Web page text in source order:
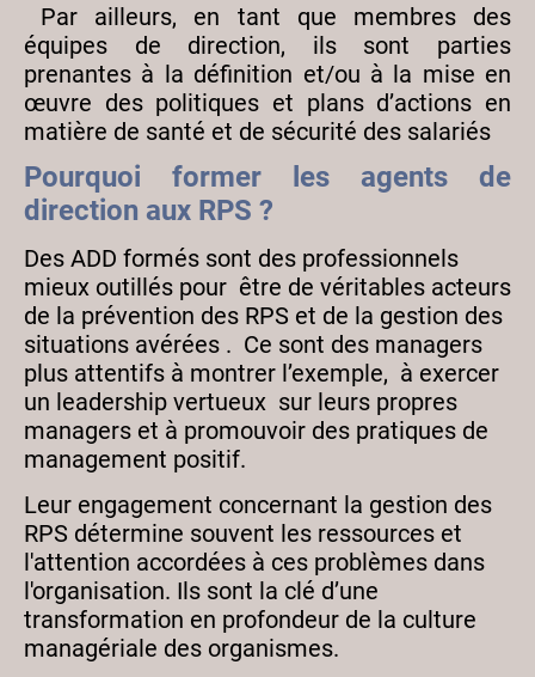
Par ailleurs, en tant que membres des
équipes de direction, ils sont parties
prenantes à la définition et/ou à la mise en
œuvre des politiques et plans d’actions en
matière de santé et de sécurité des salariés
Pourquoi former les agents de
direction aux RPS ?
Des ADD formés sont des professionnels
mieux outillés pour être de véritables acteurs
de la prévention des RPS et de la gestion des
situations avérées . Ce sont des managers
plus attentifs à montrer l’exemple, à exercer
un leadership vertueux sur leurs propres
managers et à promouvoir des pratiques de
management positif.
Leur engagement concernant la gestion des
RPS détermine souvent les ressources et
l'attention accordées à ces problèmes dans
l'organisation. Ils sont la clé d’une
transformation en profondeur de la culture
managériale des organismes.